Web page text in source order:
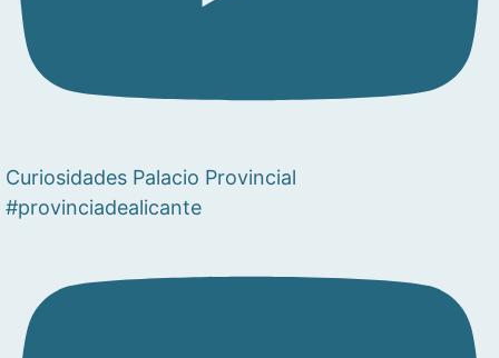
Curiosidades Palacio Provincial
#provinciadealicante